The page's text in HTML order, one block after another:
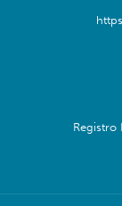
Registro